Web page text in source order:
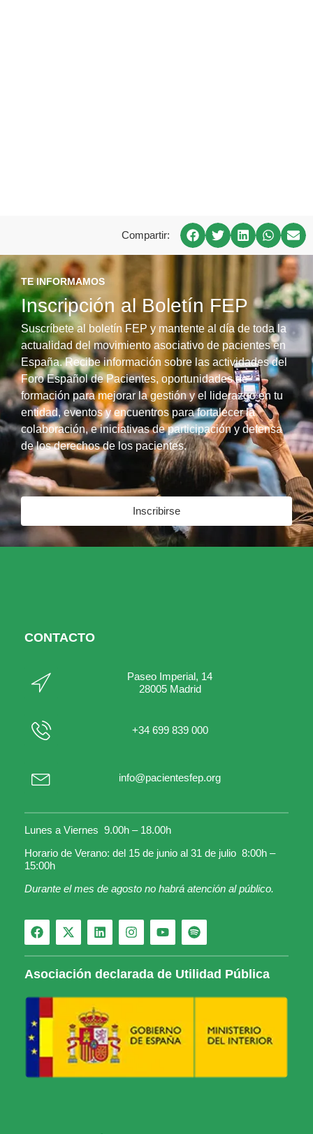
Compartir:
TE INFORMAMOS
Inscripción al Boletín FEP
Suscríbete al boletín FEP y mantente al día de toda la
actualidad del movimiento asociativo de pacientes en
España. Recibe información sobre las actividades del
Foro Español de Pacientes, oportunidades de
formación para mejorar la gestión y el liderazgo en tu
entidad, eventos y encuentros para fortalecer la
colaboración, e iniciativas de participación y defensa
de los derechos de los pacientes.
Inscribirse
CONTACTO
Paseo Imperial, 14
28005 Madrid
+34 699 839 000
info@pacientesfep.org
Lunes a Viernes 9.00h – 18.00h
Horario de Verano: del 15 de junio al 31 de julio 8:00h –
15:00h
Durante el mes de agosto no habrá atención al público.
Asociación declarada de Utilidad Pública